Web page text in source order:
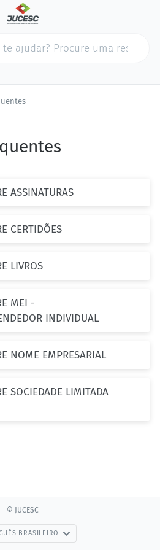
ASSINATURAS
CERTIDÕES
LIVROS
MEI -
INDIVIDUAL
NOME EMPRESARIAL
SOCIEDADE LIMITADA
© JUCESC
BRASILEIRO